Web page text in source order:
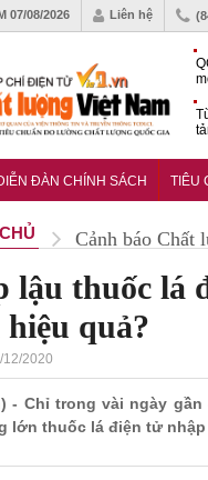
07/08/2026 Liên hệ
ĐÀN CHÍNH SÁCH TIÊU
Cảnh báo Chất
lậu thuốc lá
hiệu quả?
12/2020
- Chỉ trong vài ngày
lớn thuốc lá điện tử nhập